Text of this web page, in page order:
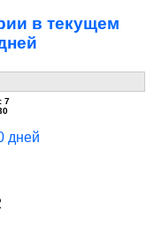
в текущем
7
дней